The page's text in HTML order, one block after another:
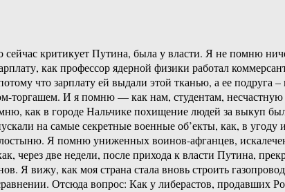
критикует Путина, была у власти. Я не помню
как профессор ядерной физики работал
что зарплату ей выдали этой тканью, а ее
торгашем. И я помню — как нам, студентам,
как в городе Нальчике похищение людей за выкуп
на самые секретные военные об’екты, как, в
Я помню униженных воинов-афганцев,
через две недели, после прихода к власти Путина,
Я вижу, как моя страна стала вновь строить
Отсюда вопрос: Как у либерастов,